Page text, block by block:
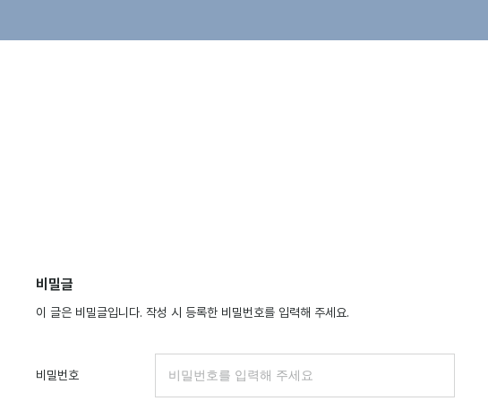
비밀글
이 글은 비밀글입니다. 작성 시 등록한 비밀번호를 입력해 주세요.
비밀번호